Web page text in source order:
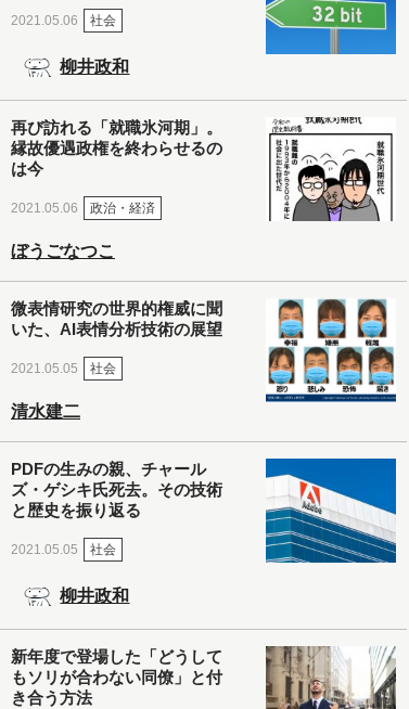
2021.05.06 社会
柳井政和
再び訪れる「就職氷河期」。
縁故優遇政権を終わらせるの
は今
2021.05.06 政治・経済
ぼうごなつこ
微表情研究の世界的権威に聞
いた、AI表情分析技術の展望
2021.05.05 社会
清水建二
PDFの生みの親、チャール
ズ・ゲシキ氏死去。その技術
と歴史を振り返る
2021.05.05 社会
柳井政和
新年度で登場した「どうして
もソリが合わない同僚」と付
き合う方法